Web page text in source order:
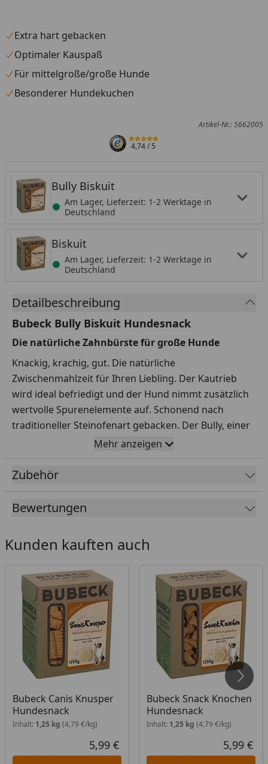
Extra hart gebacken
Optimaler Kauspaß
Für mittelgroße/große Hunde
Besonderer Hundekuchen
Artikel-Nr.: 5662005
4,74/ 5
Bully Biskuit
Am Lager, Lieferzeit: 1-2 Werktage in
Deutschland
Biskuit
Am Lager, Lieferzeit: 1-2 Werktage in
Deutschland
Detailbeschreibung
Bubeck Bully Biskuit Hundesnack
Die natürliche Zahnbürste für große Hunde
Knackig, krachig, gut. Die natürliche
Zwischenmahlzeit für Ihren Liebling. Der Kautrieb
wird ideal befriedigt und der Hund nimmt zusätzlich
wertvolle Spurenelemente auf. Schonend nach
traditioneller Steinofenart gebacken. Der Bully, einer
der ältesten Hundekuchenformen auf dem Markt.
Befriedigen den Kautrieb
Regeln die Verdauung
Seit jeher ohne Zucker und ohne
Konservierungsstoffe!
Länge des Hundekuchens: ca. 12cm
Gewicht des Hundekuchens: ca. 80g
Bei dem beschriebenen Produkt handelt es sich um
ein Naturprodukt, deshalb können Farbe, Größe und
Gewicht von Produkt zu Produkt leicht variieren.
Fütterungsempfehlung
Mehr anzeigen
Zubehör
Bewertungen
Kunden kauften auch
Bubeck Canis Knusper
Hundesnack
Inhalt: 1,25 kg (4,79 €/kg)
Aktueller Preis
5,99 €
Bubeck Snack Knochen
Hundesnack
Inhalt: 1,25 kg (4,79 €/kg)
5,99 €